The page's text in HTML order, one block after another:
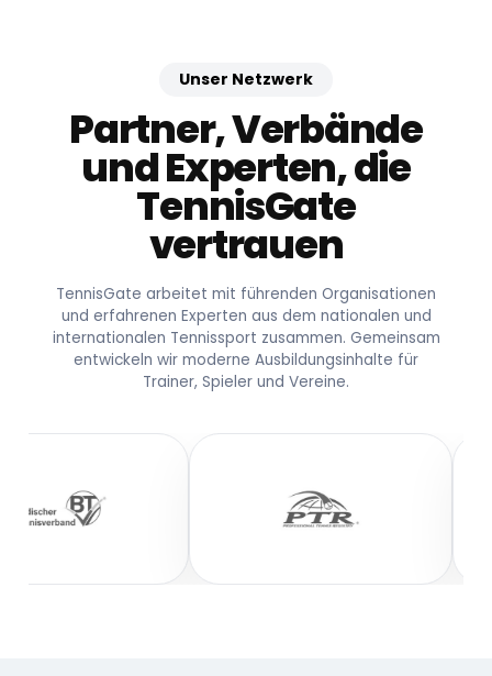
Unser Netzwerk
Partner, Verbände
und Experten, die
TennisGate
vertrauen
TennisGate arbeitet mit führenden Organisationen
und erfahrenen Experten aus dem nationalen und
internationalen Tennissport zusammen. Gemeinsam
entwickeln wir moderne Ausbildungsinhalte für
Trainer, Spieler und Vereine.